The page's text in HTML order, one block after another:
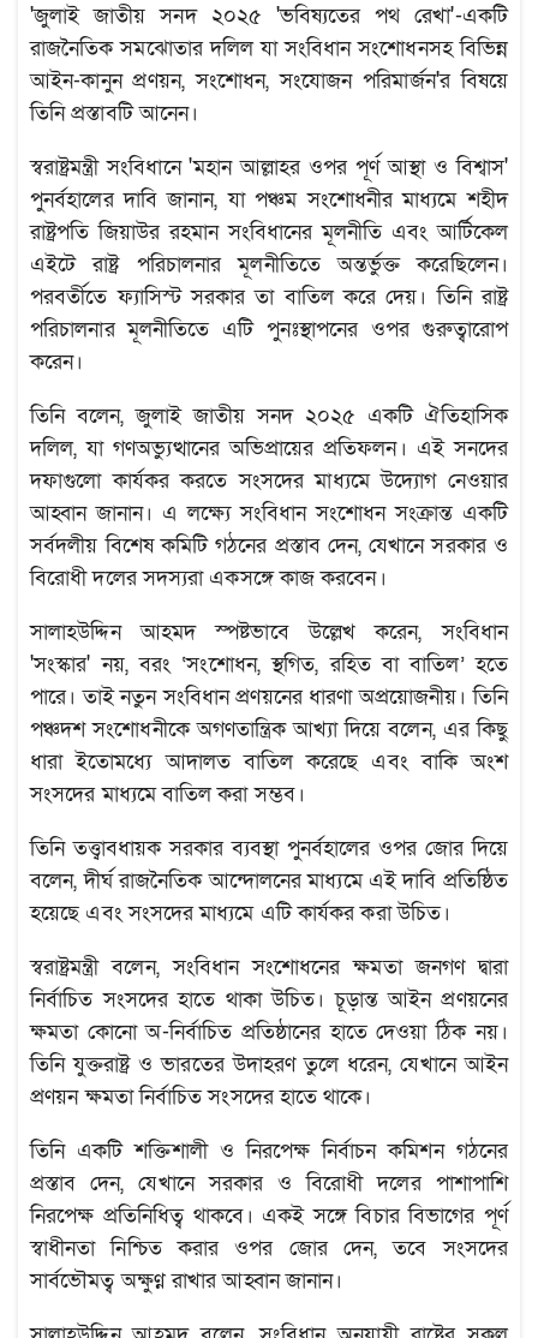
'জুলাই জাতীয় সনদ ২০২৫ 'ভবিষ্যতের পথ রেখা'-একটি
রাজনৈতিক সমঝোতার দলিল যা সংবিধান সংশোধনসহ বিভিন্ন
আইন-কানুন প্রণয়ন, সংশোধন, সংযোজন পরিমার্জন'র বিষয়ে
তিনি প্রস্তাবটি আনেন।
স্বরাষ্ট্রমন্ত্রী সংবিধানে 'মহান আল্লাহর ওপর পূর্ণ আস্থা ও বিশ্বাস'
পুনর্বহালের দাবি জানান, যা পঞ্চম সংশোধনীর মাধ্যমে শহীদ
রাষ্ট্রপতি জিয়াউর রহমান সংবিধানের মূলনীতি এবং আর্টিকেল
এইটে রাষ্ট্র পরিচালনার মূলনীতিতে অন্তর্ভুক্ত করেছিলেন।
পরবর্তীতে ফ্যাসিস্ট সরকার তা বাতিল করে দেয়। তিনি রাষ্ট্র
পরিচালনার মূলনীতিতে এটি পুনঃস্থাপনের ওপর গুরুত্বারোপ
করেন।
তিনি বলেন, জুলাই জাতীয় সনদ ২০২৫ একটি ঐতিহাসিক
দলিল, যা গণঅভ্যুত্থানের অভিপ্রায়ের প্রতিফলন। এই সনদের
দফাগুলো কার্যকর করতে সংসদের মাধ্যমে উদ্যোগ নেওয়ার
আহ্বান জানান। এ লক্ষ্যে সংবিধান সংশোধন সংক্রান্ত একটি
সর্বদলীয় বিশেষ কমিটি গঠনের প্রস্তাব দেন, যেখানে সরকার ও
বিরোধী দলের সদস্যরা একসঙ্গে কাজ করবেন।
সালাহউদ্দিন আহমদ স্পষ্টভাবে উল্লেখ করেন, সংবিধান
'সংস্কার' নয়, বরং ‘সংশোধন, স্থগিত, রহিত বা বাতিল’ হতে
পারে। তাই নতুন সংবিধান প্রণয়নের ধারণা অপ্রয়োজনীয়। তিনি
পঞ্চদশ সংশোধনীকে অগণতান্ত্রিক আখ্যা দিয়ে বলেন, এর কিছু
ধারা ইতোমধ্যে আদালত বাতিল করেছে এবং বাকি অংশ
সংসদের মাধ্যমে বাতিল করা সম্ভব।
তিনি তত্ত্বাবধায়ক সরকার ব্যবস্থা পুনর্বহালের ওপর জোর দিয়ে
বলেন, দীর্ঘ রাজনৈতিক আন্দোলনের মাধ্যমে এই দাবি প্রতিষ্ঠিত
হয়েছে এবং সংসদের মাধ্যমে এটি কার্যকর করা উচিত।
স্বরাষ্ট্রমন্ত্রী বলেন, সংবিধান সংশোধনের ক্ষমতা জনগণ দ্বারা
নির্বাচিত সংসদের হাতে থাকা উচিত। চূড়ান্ত আইন প্রণয়নের
ক্ষমতা কোনো অ-নির্বাচিত প্রতিষ্ঠানের হাতে দেওয়া ঠিক নয়।
তিনি যুক্তরাষ্ট্র ও ভারতের উদাহরণ তুলে ধরেন, যেখানে আইন
প্রণয়ন ক্ষমতা নির্বাচিত সংসদের হাতে থাকে।
তিনি একটি শক্তিশালী ও নিরপেক্ষ নির্বাচন কমিশন গঠনের
প্রস্তাব দেন, যেখানে সরকার ও বিরোধী দলের পাশাপাশি
নিরপেক্ষ প্রতিনিধিত্ব থাকবে। একই সঙ্গে বিচার বিভাগের পূর্ণ
স্বাধীনতা নিশ্চিত করার ওপর জোর দেন, তবে সংসদের
সার্বভৌমত্ব অক্ষুণ্ন রাখার আহ্বান জানান।